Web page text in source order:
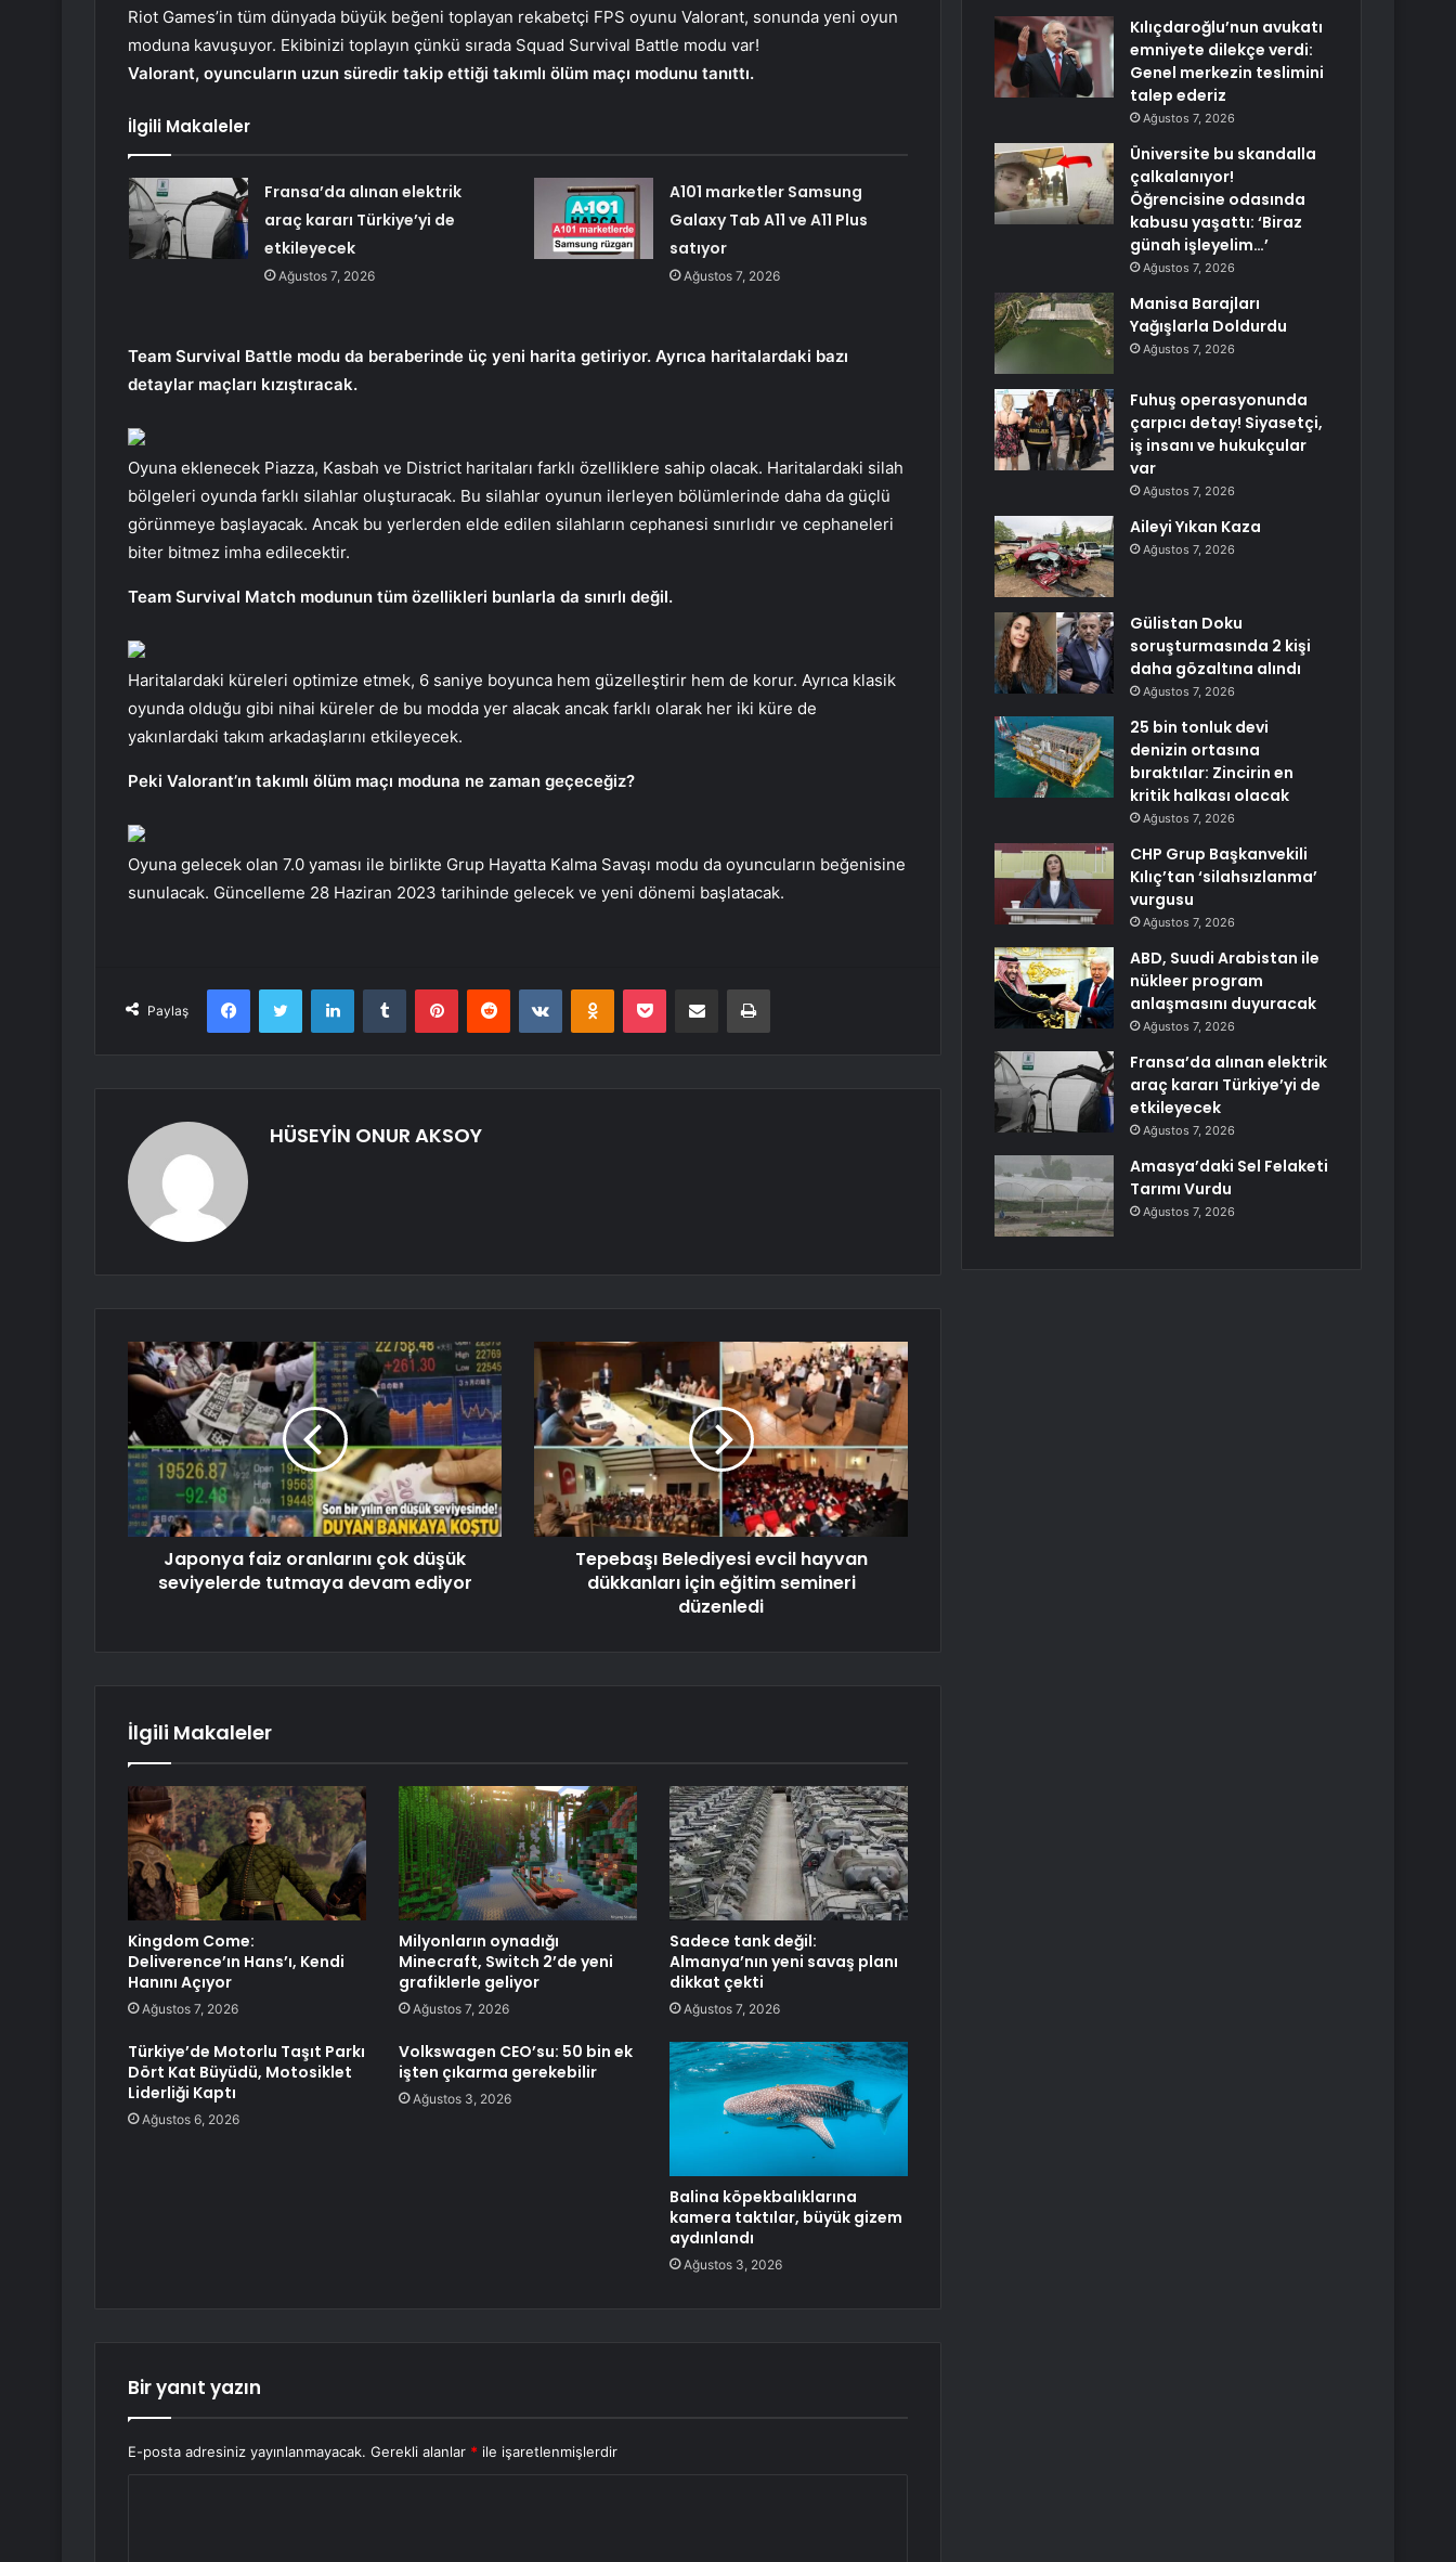
Riot Games’in tüm dünyada büyük beğeni toplayan rekabetçi FPS oyunu Valorant, sonunda yeni oyun
moduna kavuşuyor. Ekibinizi toplayın çünkü sırada Squad Survival Battle modu var!
Valorant, oyuncuların uzun süredir takip ettiği takımlı ölüm maçı modunu tanıttı.
İlgili Makaleler
Fransa’da alınan elektrik
araç kararı Türkiye’yi de
etkileyecek
Ağustos 7, 2026
A101 marketler Samsung
Galaxy Tab A11 ve A11 Plus
satıyor
Ağustos 7, 2026
Team Survival Battle modu da beraberinde üç yeni harita getiriyor. Ayrıca haritalardaki bazı
detaylar maçları kızıştıracak.
Oyuna eklenecek Piazza, Kasbah ve District haritaları farklı özelliklere sahip olacak. Haritalardaki silah
bölgeleri oyunda farklı silahlar oluşturacak. Bu silahlar oyunun ilerleyen bölümlerinde daha da güçlü
görünmeye başlayacak. Ancak bu yerlerden elde edilen silahların cephanesi sınırlıdır ve cephaneleri
biter bitmez imha edilecektir.
Team Survival Match modunun tüm özellikleri bunlarla da sınırlı değil.
Haritalardaki küreleri optimize etmek, 6 saniye boyunca hem güzelleştirir hem de korur. Ayrıca klasik
oyunda olduğu gibi nihai küreler de bu modda yer alacak ancak farklı olarak her iki küre de
yakınlardaki takım arkadaşlarını etkileyecek.
Peki Valorant’ın takımlı ölüm maçı moduna ne zaman geçeceğiz?
Oyuna gelecek olan 7.0 yaması ile birlikte Grup Hayatta Kalma Savaşı modu da oyuncuların beğenisine
sunulacak. Güncelleme 28 Haziran 2023 tarihinde gelecek ve yeni dönemi başlatacak.
Paylaş
FacebookTwitter LinkedInTumblr PinterestReddit VKontakteOdnoklassniki
Pocket E-Posta ile paylaş Yazdır
HÜSEYİN ONUR AKSOY
Japonya faiz oranlarını çok düşük
seviyelerde tutmaya devam ediyor
Tepebaşı Belediyesi evcil hayvan
dükkanları için eğitim semineri
düzenledi
İlgili Makaleler
Kingdom Come:
Deliverence’ın Hans’ı, Kendi
Hanını Açıyor
Ağustos 7, 2026
Milyonların oynadığı
Minecraft, Switch 2’de yeni
grafiklerle geliyor
Ağustos 7, 2026
Sadece tank değil:
Almanya’nın yeni savaş planı
dikkat çekti
Ağustos 7, 2026
Türkiye’de Motorlu Taşıt Parkı
Dört Kat Büyüdü, Motosiklet
Liderliği Kaptı
Ağustos 6, 2026
Volkswagen CEO’su: 50 bin ek
işten çıkarma gerekebilir
Ağustos 3, 2026
Balina köpekbalıklarına
kamera taktılar, büyük gizem
aydınlandı
Ağustos 3, 2026
Bir yanıt yazın
E-posta adresiniz yayınlanmayacak. Gerekli alanlar * ile işaretlenmişlerdir
Kılıçdaroğlu’nun avukatı
emniyete dilekçe verdi:
Genel merkezin teslimini
talep ederiz
Ağustos 7, 2026
Üniversite bu skandalla
çalkalanıyor!
Öğrencisine odasında
kabusu yaşattı: ‘Biraz
günah işleyelim…’
Ağustos 7, 2026
Manisa Barajları
Yağışlarla Doldurdu
Ağustos 7, 2026
Fuhuş operasyonunda
çarpıcı detay! Siyasetçi,
iş insanı ve hukukçular
var
Ağustos 7, 2026
Aileyi Yıkan Kaza
Ağustos 7, 2026
Gülistan Doku
soruşturmasında 2 kişi
daha gözaltına alındı
Ağustos 7, 2026
25 bin tonluk devi
denizin ortasına
bıraktılar: Zincirin en
kritik halkası olacak
Ağustos 7, 2026
CHP Grup Başkanvekili
Kılıç’tan ‘silahsızlanma’
vurgusu
Ağustos 7, 2026
ABD, Suudi Arabistan ile
nükleer program
anlaşmasını duyuracak
Ağustos 7, 2026
Fransa’da alınan elektrik
araç kararı Türkiye’yi de
etkileyecek
Ağustos 7, 2026
Amasya’daki Sel Felaketi
Tarımı Vurdu
Ağustos 7, 2026